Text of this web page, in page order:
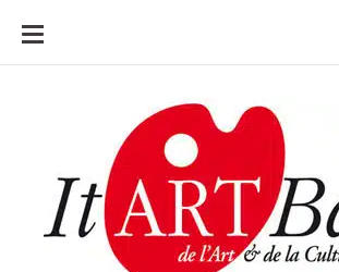
ALLER
CONTENU
ItArtBag